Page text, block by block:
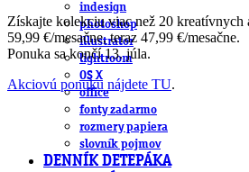
indesign
photoshop
illustrator
lightroom
OS X
office
fonty zadarmo
rozmery papiera
slovník pojmov
DENNÍK DETEPÁKA
Získajte kolekciu viac než 20 kreatívnych
59,99 €/mesačne, teraz 47,99 €/mesačne.
Ponuka sa končí 13. júla.
Akciovú ponuku nájdete TU.